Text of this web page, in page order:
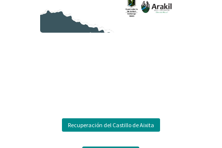
Recuperación del Castillo de Aixita